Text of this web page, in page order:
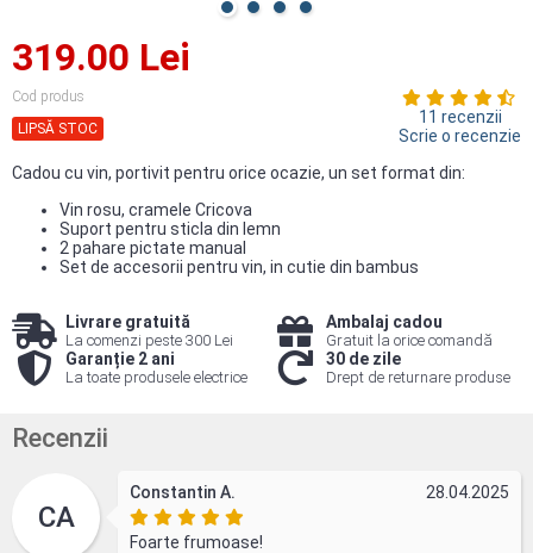
319.00 Lei
Cod produs
LIPSĂ STOC
11 recenzii
Scrie o recenzie
Cadou cu vin, portivit pentru orice ocazie, un set format din:
Vin rosu, cramele Cricova
Suport pentru sticla din lemn
2 pahare pictate manual
Set de accesorii pentru vin, in cutie din bambus
Livrare gratuită
La comenzi peste 300 Lei
Ambalaj cadou
Gratuit la orice comandă
Garanție 2 ani
La toate produsele electrice
30 de zile
Drept de returnare produse
Recenzii
CA
Constantin A. 28.04.2025
Foarte frumoase!